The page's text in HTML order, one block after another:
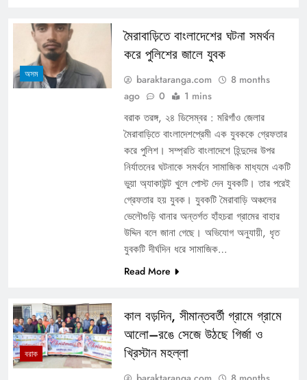
অসম
মৈরাবাড়িতে বাংলাদেশের ঘটনা সমর্থন
করে পুলিশের জালে যুবক
baraktaranga.com
8 months
ago
0 1 mins
বরাক তরঙ্গ, ২৪ ডিসেম্বর : মরিগাঁও জেলার
মৈরাবাড়িতে বাংলাদেশপ্রেমী এক যুবককে গ্রেফতার
করে পুলিশ। সম্প্রতি বাংলাদেশে হিন্দুদের উপর
নির্যাতনের ঘটনাকে সমর্থনে সামাজিক মাধ্যমে একটি
ভুয়া অ্যাকাউন্ট খুলে পোস্ট দেন যুবকটি। তার পরেই
গ্রেফতার হয় যুবক। যুবকটি মৈরাবাড়ি অঞ্চলের
ভেলৌগুড়ি থানার অন্তর্গত হাঁহচরা গ্রামের বাহার
উদ্দিন বলে জানা গেছে। অভিযোগ অনুযায়ী, ধৃত
যুবকটি দীর্ঘদিন ধরে সামাজিক…
Read More
বরাক
কাল বড়দিন, সীমান্তবর্তী গ্রামে গ্রামে
আলো–রঙে সেজে উঠছে গির্জা ও
খ্রিস্টান মহল্লা